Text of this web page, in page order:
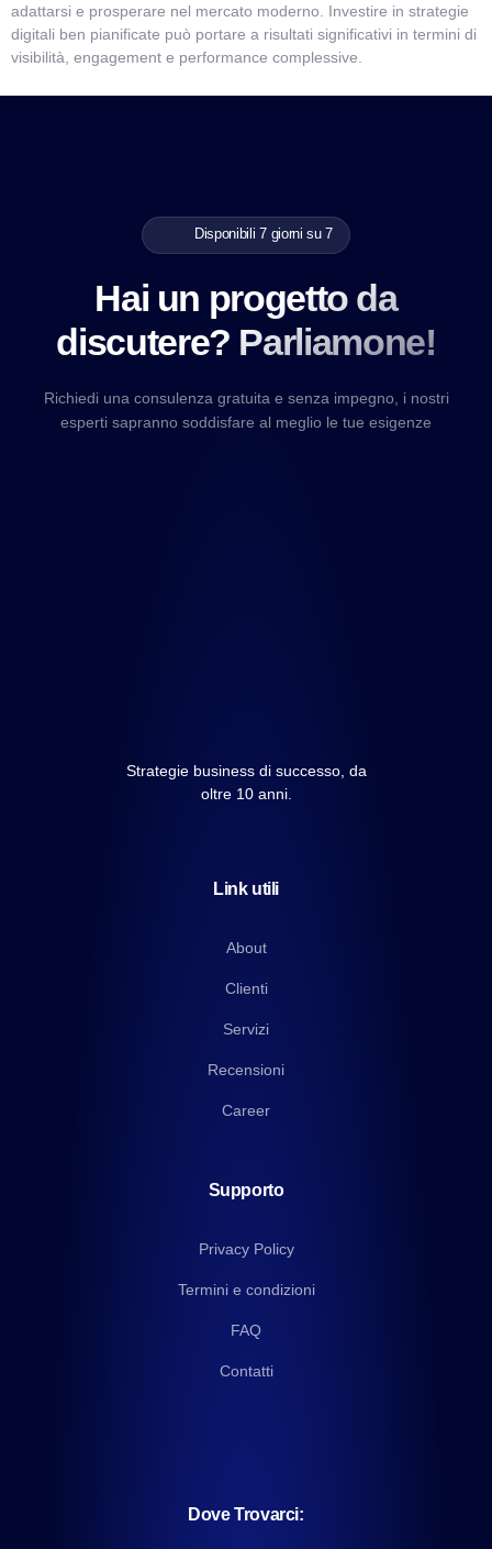
adattarsi e prosperare nel mercato moderno. Investire in strategie
digitali ben pianificate può portare a risultati significativi in termini di
visibilità, engagement e performance complessive.
Disponibili 7 giorni su 7
Hai un progetto da
discutere? Parliamone!
Richiedi una consulenza gratuita e senza impegno, i nostri
esperti sapranno soddisfare al meglio le tue esigenze
Strategie business di successo, da
oltre 10 anni.
Link utili
About
Clienti
Servizi
Recensioni
Career
Supporto
Privacy Policy
Termini e condizioni
FAQ
Contatti
Dove Trovarci: